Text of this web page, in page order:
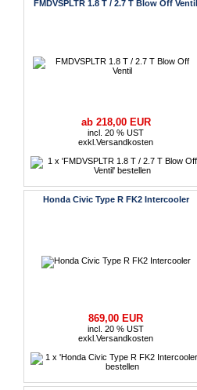
FMDVSPLTR 1.8 T / 2.7 T Blow Off Ventil
ab 218,00 EUR
incl. 20 % UST
exkl. Versandkosten
Honda Civic Type R FK2 Intercooler
869,00 EUR
incl. 20 % UST
exkl. Versandkosten